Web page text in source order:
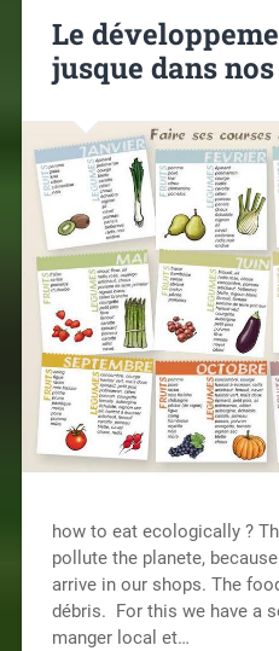
Le
jusque dans
how to eat ecologically ?
pollute the planete,
arrive in our shops. The
débris. For this we have a
manger local et…